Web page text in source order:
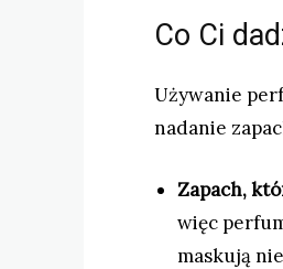
Co Ci
Używanie
nadanie
Zapach,
więc
maskują